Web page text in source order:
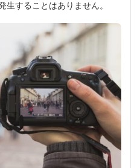
生することはありません。